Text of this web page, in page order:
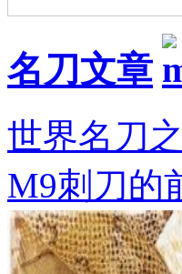
名刀文章
世界名刀
M9刺刀的